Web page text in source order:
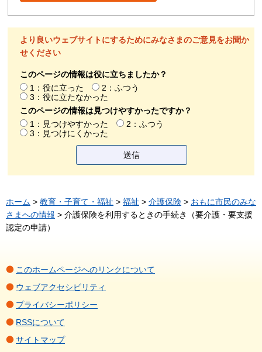
より良いウェブサイトにするためにみなさまのご意見をお聞か
せください
このページの情報は役に立ちましたか？
1：役に立った
2：ふつう
3：役に立たなかった
このページの情報は見つけやすかったですか？
1：見つけやすかった
2：ふつう
3：見つけにくかった
ホーム > 教育・子育て・福祉 > 福祉 > 介護保険 > おもに市民のみな
さまへの情報 > 介護保険を利用するときの手続き（要介護・要支援
認定の申請）
このホームページへのリンクについて
ウェブアクセシビリティ
プライバシーポリシー
RSSについて
サイトマップ